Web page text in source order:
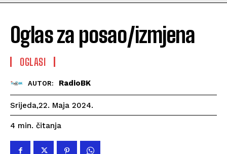
Oglas za posao/izmjena
OGLASI
AUTOR: RadioBK
Srijeda,22. Maja 2024.
4 min. čitanja